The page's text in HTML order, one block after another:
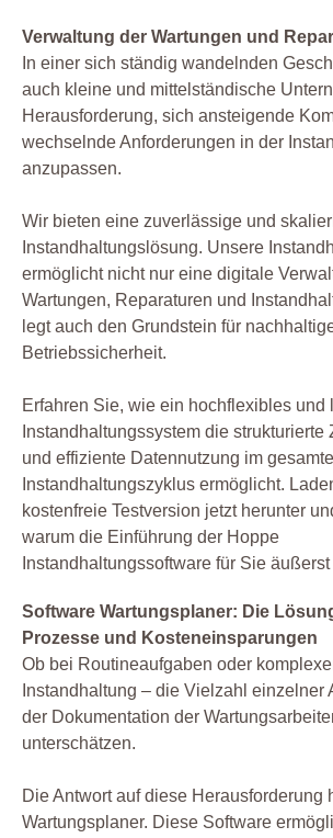
Verwaltung der Wartungen und
In einer sich ständig wandelnden
auch kleine und mittelständische
Herausforderung, sich ansteigende
wechselnde Anforderungen in der
anzupassen.
Wir bieten eine zuverlässige und
Instandhaltungslösung. Unsere
ermöglicht nicht nur eine digitale
Wartungen, Reparaturen und
legt auch den Grundstein für
Betriebssicherheit.
Erfahren Sie, wie ein hochflexibles und
Instandhaltungssystem die strukturierte
und effiziente Datennutzung im
Instandhaltungszyklus ermöglicht.
kostenfreie Testversion jetzt herunter
warum die Einführung der Hoppe
Instandhaltungssoftware für Sie
Software Wartungsplaner: Die
Prozesse und Kosteneinsparungen
Ob bei Routineaufgaben oder
Instandhaltung – die Vielzahl einzelner
der Dokumentation der
unterschätzen.
Die Antwort auf diese Herausforderung
Wartungsplaner. Diese Software